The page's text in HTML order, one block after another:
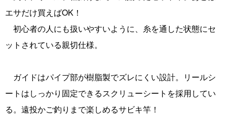
エサだけ買えばOK！
初心者の人にも扱いやすいように、糸を通した状態にセ
ットされている親切仕様。
ガイドはパイプ部が樹脂製でズレにくい設計。リールシ
ートはしっかり固定できるスクリューシートを採用してい
る。遠投かご釣りまで楽しめるサビキ竿！